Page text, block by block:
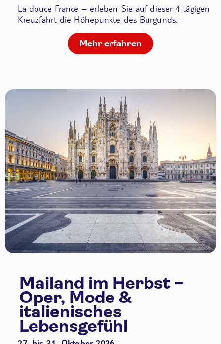
La douce France – erleben Sie auf dieser 4-tägigen
Kreuzfahrt die Höhepunkte des Burgunds.
Mehr erfahren
Mailand im Herbst –
Oper, Mode &
italienisches
Lebensgefühl